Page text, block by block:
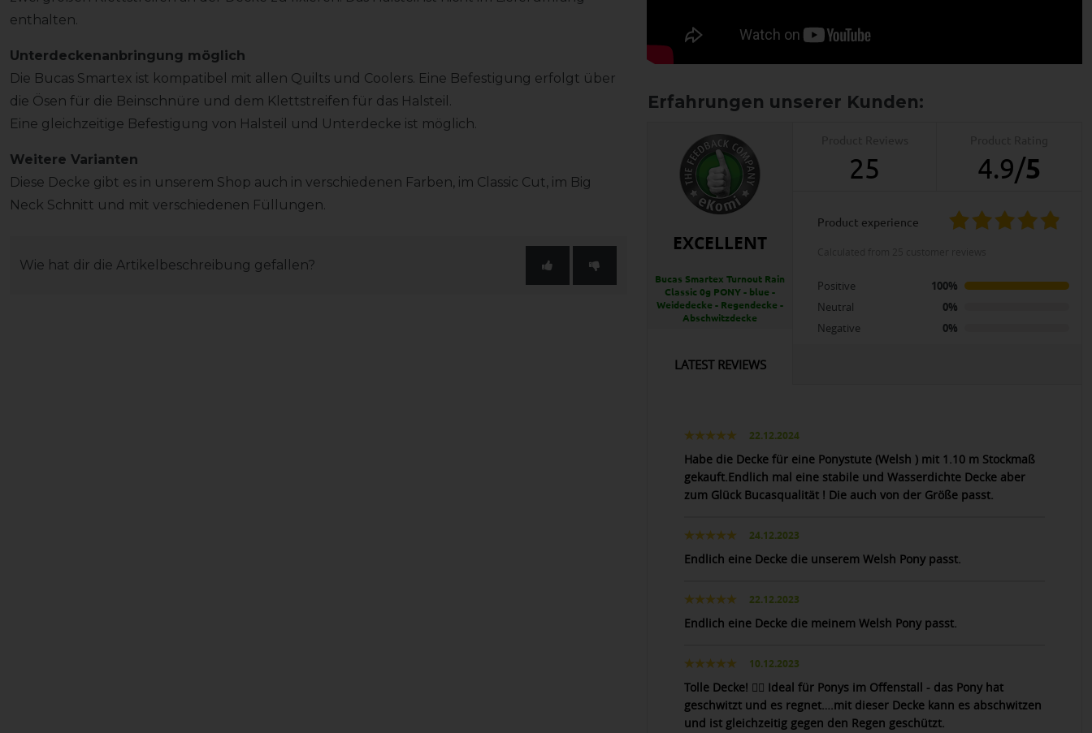
enthalten.
Unterdeckenanbringung möglich
Die Bucas Smartex ist kompatibel mit allen Quilts und Coolers. Eine Befestigung erfolgt über
die Ösen für die Beinschnüre und dem Klettstreifen für das Halsteil.
Eine gleichzeitige Befestigung von Halsteil und Unterdecke ist möglich.
Weitere Varianten
Diese Decke gibt es in unserem Shop auch in verschiedenen Farben, im Classic Cut, im Big
Neck Schnitt und mit verschiedenen Füllungen.
Wie hat dir die Artikelbeschreibung gefallen?
EXCELLENT
Bucas Smartex Turnout Rain
Classic 0g PONY - blue -
Weidedecke - Regendecke -
Abschwitzdecke
25 4.9/5
product experience
Positive
100%
Neutral
0%
Negative
0%
LATEST REVIEWS
22.12.2024
Habe die Decke für eine Ponystute (Welsh ) mit 1.10 m Stockmaß
gekauft.Endlich mal eine stabile und Wasserdichte Decke aber
zum Glück Bucasqualität ! Die auch von der Größe passt.
24.12.2023
Endlich eine Decke die unserem Welsh Pony passt.
22.12.2023
Endlich eine Decke die meinem Welsh Pony passt.
10.12.2023
Tolle Decke! 👍🏻 Ideal für Ponys im Offenstall - das Pony hat
geschwitzt und es regnet….mit dieser Decke kann es abschwitzen
und ist gleichzeitig gegen den Regen geschützt.